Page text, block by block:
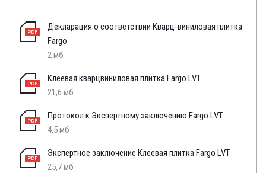
Декларация о соответствии Кварц-виниловая плитка
Fargo
2 мб
Клеевая кварцвиниловая плитка Fargo LVT
21,6 мб
Протокол к Экспертному заключению Fargo LVT
4,5 мб
Экспертное заключение Клеевая плитка Fargo LVT
25,7 мб